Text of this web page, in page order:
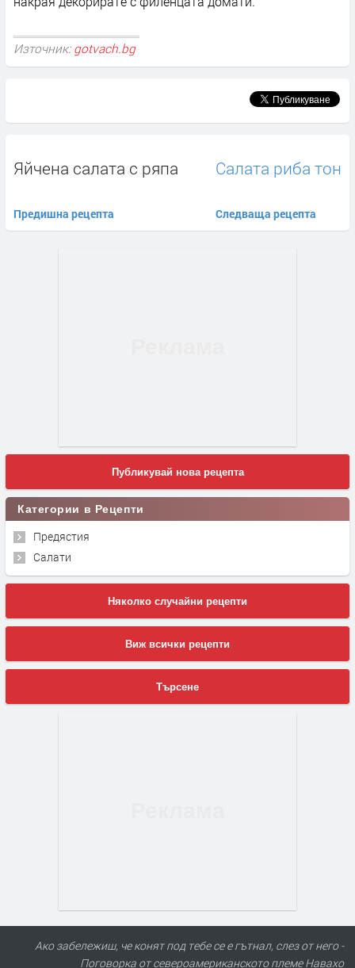
Източник: gotvach.bg
Яйчена салата с ряпа
Предишна рецепта
Салата риба тон
Следваща рецепта
Публикувай нова рецепта
Категории в Рецепти
Предястия
Салати
Няколко случайни рецепти
Виж всички рецепти
Търсене
Ако забележиш, че конят под тебе се е гътнал, слез от него -
Поговорка от североамериканското племе Навахо